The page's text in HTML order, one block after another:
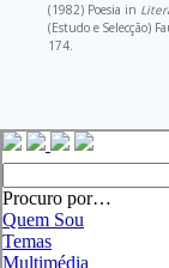
(1982) Poesia in
(Estudo e Selecção)
174.